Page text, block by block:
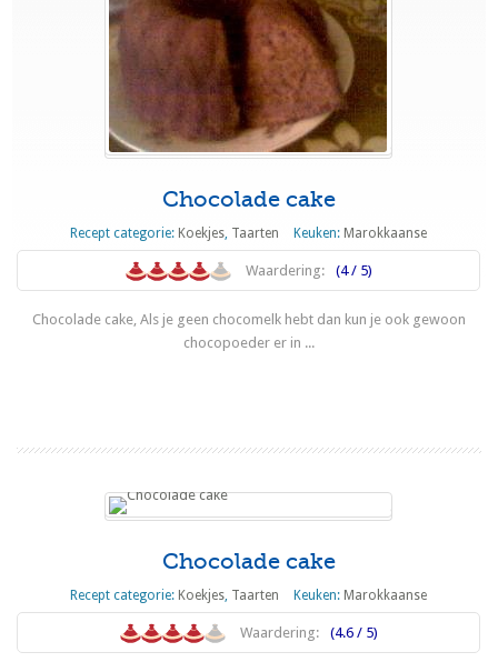
Chocolade cake
Recept categorie: Koekjes, Taarten Keuken: Marokkaanse
Waardering: (4 / 5)
Chocolade cake, Als je geen chocomelk hebt dan kun je ook gewoon
chocopoeder er in ...
Chocolade cake
Recept categorie: Koekjes, Taarten Keuken: Marokkaanse
Waardering: (4.6 / 5)